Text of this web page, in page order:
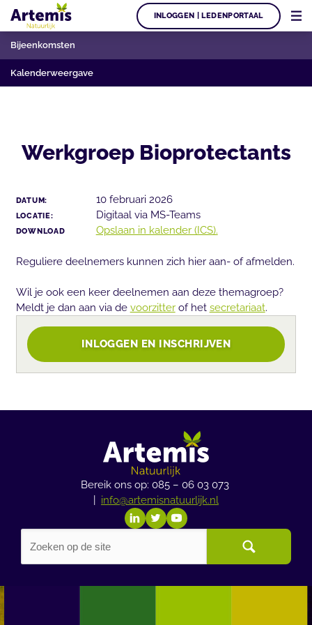
INLOGGEN | LEDENPORTAAL
Bijeenkomsten
Kalenderweergave
Werkgroep Bioprotectants
DATUM: 10 februari 2026
LOCATIE: Digitaal via MS-Teams
DOWNLOAD Opslaan in kalender (ICS).
Reguliere deelnemers kunnen zich hier aan- of afmelden.
Wil je ook een keer deelnemen aan deze themagroep?
Meldt je dan aan via de voorzitterof het secretariaat.
INLOGGEN EN INSCHRIJVEN
Bereik ons op: 085 – 06 03 073
info@artemisnatuurlijk.nl